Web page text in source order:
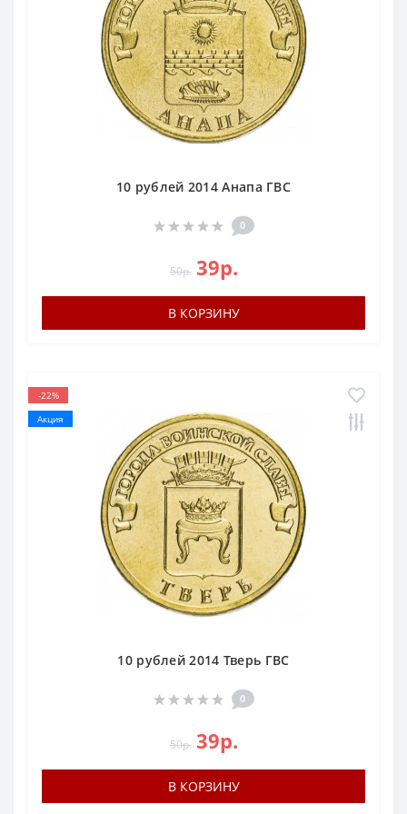
10 рублей 2014 Анапа ГВС
0
50р. 39р.
В КОРЗИНУ
-22%
Акция
10 рублей 2014 Тверь ГВС
0
50р. 39р.
В КОРЗИНУ